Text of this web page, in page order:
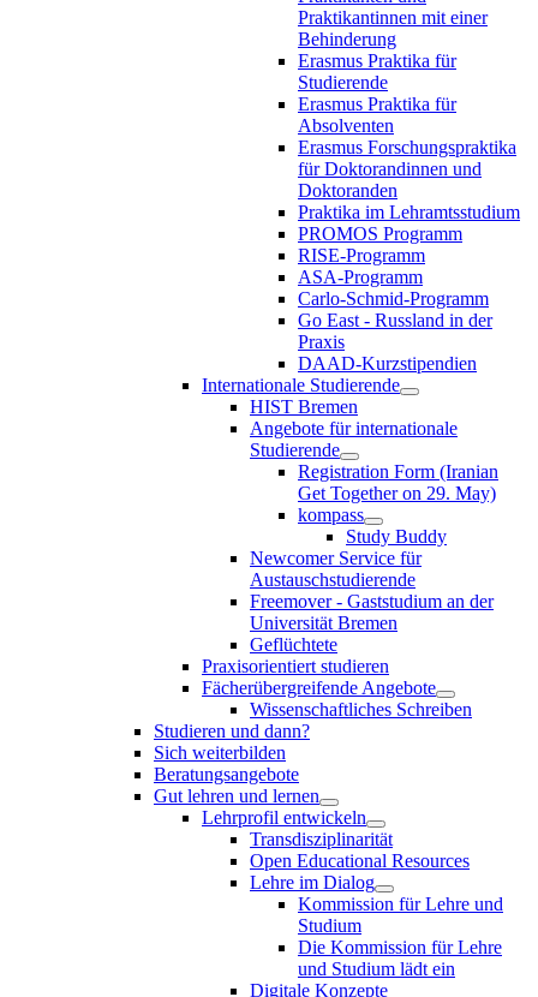
Praktikantinnen mit einer
Behinderung
Erasmus Praktika für
Studierende
Erasmus Praktika für
Absolventen
Erasmus Forschungspraktika
für Doktorandinnen und
Doktoranden
Praktika im Lehramtsstudium
PROMOS Programm
RISE-Programm
ASA-Programm
Carlo-Schmid-Programm
Go East - Russland in der
Praxis
DAAD-Kurzstipendien
Internationale Studierende
HIST Bremen
Angebote für internationale
Studierende
Registration Form (Iranian
Get Together on 29. May)
kompass
Study Buddy
Newcomer Service für
Austauschstudierende
Freemover - Gaststudium an der
Universität Bremen
Geflüchtete
Praxisorientiert studieren
Fächerübergreifende Angebote
Wissenschaftliches Schreiben
Studieren und dann?
Sich weiterbilden
Beratungsangebote
Gut lehren und lernen
Lehrprofil entwickeln
Transdisziplinarität
Open Educational Resources
Lehre im Dialog
Kommission für Lehre und
Studium
Die Kommission für Lehre
und Studium lädt ein
Digitale Konzepte